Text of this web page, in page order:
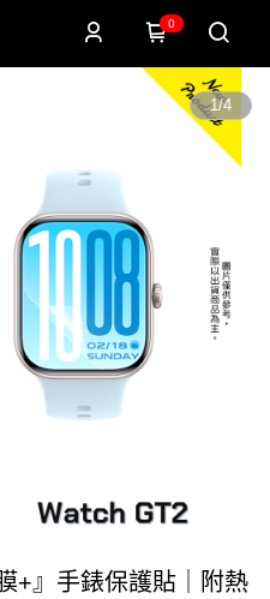
0
1/4
+』手錶保護貼｜附熱